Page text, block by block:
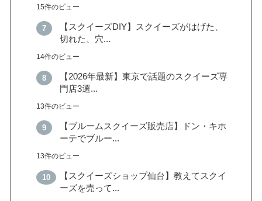
15件のビュー
【スクイーズDIY】スクイーズがはげた、
切れた、穴...
14件のビュー
【2026年最新】東京で話題のスクイーズ専
門店3選...
13件のビュー
【ブルームスクイーズ販売店】ドン・キホ
ーテでブルー...
13件のビュー
【スクイーズショップ仙台】教えてスクイ
ーズを売って...